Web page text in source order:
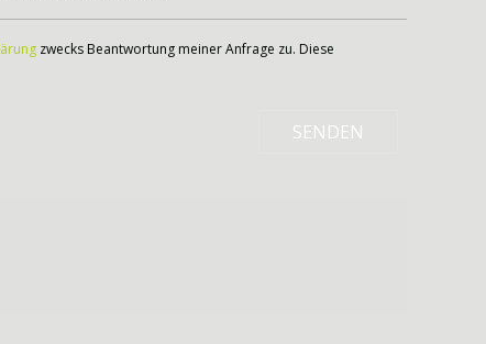
zwecks Beantwortung meiner Anfrage zu. Diese
SENDEN